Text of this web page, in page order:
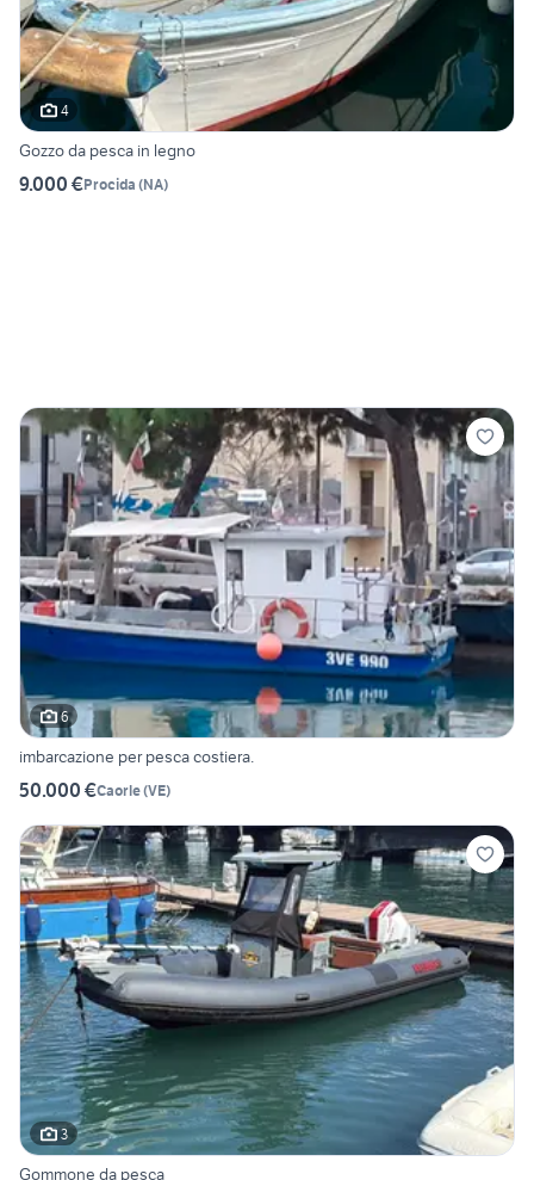
4
Gozzo da pesca in legno
9.000 €Procida (NA)
6
imbarcazione per pesca costiera.
50.000 €Caorle(VE)
3
Gommone da pesca